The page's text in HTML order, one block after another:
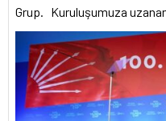
Grup. Kuruluşumuza